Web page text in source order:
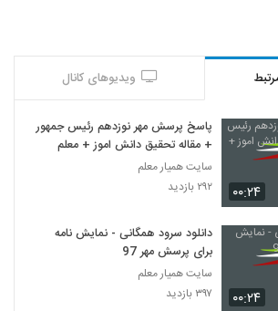
ویدیوهای کانال
۰۰:۲۴
پاسخ پرسش مهر نوزدهم رئیس جمهور
+ مقاله تحقیق دانش اموز + معلم
سایت همیار معلم
۲۹۲ بازدید
۰۰:۲۴
دانلود سرود همگانی - نمایش نامه
برای پرسش مهر 97
سایت همیار معلم
۳۹۷ بازدید